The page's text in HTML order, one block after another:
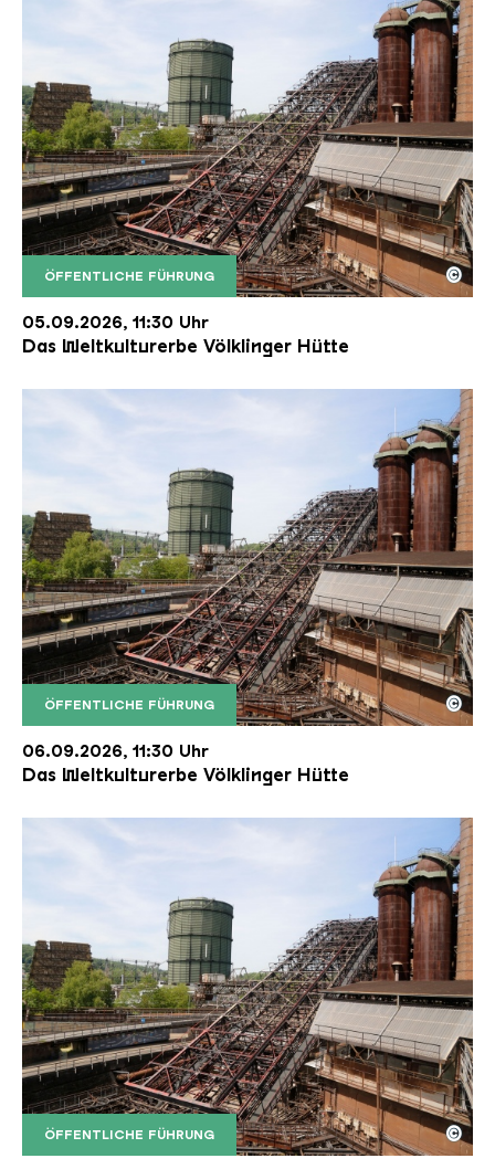
ÖFFENTLICHE FÜHRUNG
Der Erzschrägaufzug der Völklinger Hütte mit
Copyright: Weltkulturerbe Völklinger Hütte | Karl
©
05.09.2026, 11:30 Uhr
Das Weltkulturerbe Völklinger Hütte
ÖFFENTLICHE FÜHRUNG
Der Erzschrägaufzug der Völklinger Hütte mit
Copyright: Weltkulturerbe Völklinger Hütte | Karl
©
06.09.2026, 11:30 Uhr
Das Weltkulturerbe Völklinger Hütte
ÖFFENTLICHE FÜHRUNG
Der Erzschrägaufzug der Völklinger Hütte mit
Copyright: Weltkulturerbe Völklinger Hütte | Karl
©